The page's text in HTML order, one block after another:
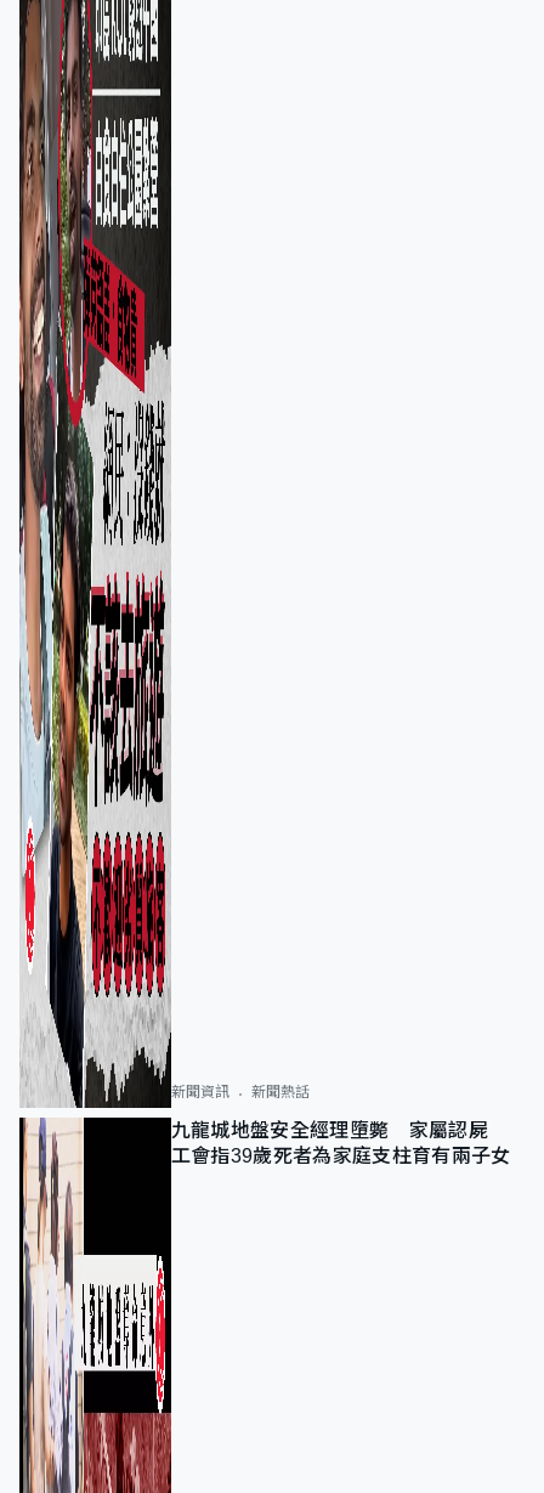
新聞資訊 新聞熱話
九龍城地盤安全經理墮斃 家屬認屍
工會指39歲死者為家庭支柱育有兩子女